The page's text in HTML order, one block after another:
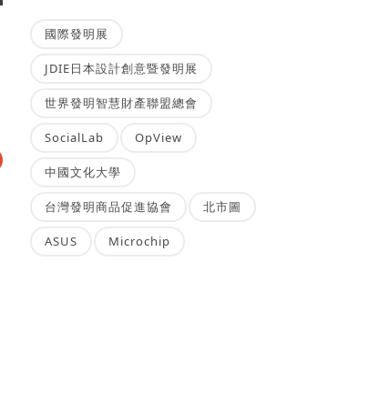
國際發明展
JDIE日本設計創意暨發明展
世界發明智慧財產聯盟總會
SocialLab OpView
中國文化大學
台灣發明商品促進協會 北市圖
ASUS Microchip